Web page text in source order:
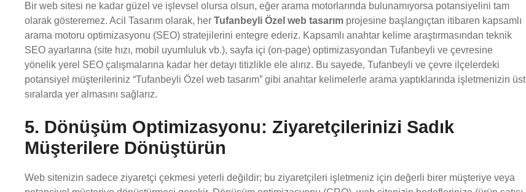
Bir web sitesi ne kadar güzel ve işlevsel olursa olsun, eğer arama motorlarında bulunamıyorsa potansiyelini tam
olarak gösteremez. Acil Tasarım olarak, her Tufanbeyli Özel web tasarım projesine başlangıçtan itibaren kapsamlı
arama motoru optimizasyonu (SEO) stratejilerini entegre ederiz. Kapsamlı anahtar kelime araştırmasından teknik
SEO ayarlarına (site hızı, mobil uyumluluk vb.), sayfa içi (on-page) optimizasyondan Tufanbeyli ve çevresine
yönelik yerel SEO çalışmalarına kadar her detayı titizlikle ele alırız. Bu sayede, Tufanbeyli ve çevre ilçelerdeki
potansiyel müşterileriniz “Tufanbeyli Özel web tasarım” gibi anahtar kelimelerle arama yaptıklarında işletmenizin üst
sıralarda yer almasını sağlarız.
5. Dönüşüm Optimizasyonu: Ziyaretçilerinizi Sadık
Müşterilere Dönüştürün
Web sitenizin sadece ziyaretçi çekmesi yeterli değildir; bu ziyaretçileri işletmeniz için değerli birer müşteriye veya